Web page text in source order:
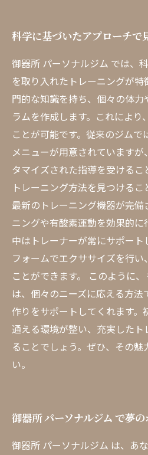
科学に基づいたアプローチで
御器所 パーソナルジム では、
を取り入れたトレーニングが
門的な知識を持ち、個々の体
ラムを作成します。これにより
ことが可能です。従来のジム
メニューが用意されています
タマイズされた指導を受ける
トレーニング方法を見つけるこ
最新のトレーニング機器が完備
ニングや有酸素運動を効果的に
中はトレーナーが常にサポー
フォームでエクササイズを行
ことができます。 このように
は、個々のニーズに応える方
作りをサポートしてくれます。
通える環境が整い、充実した
ることでしょう。ぜひ、その
い。
御器所 パーソナルジム で夢
御器所 パーソナルジム は、あ